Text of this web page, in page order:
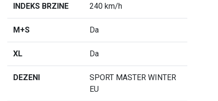
INDEKS BRZINE 240 km/h
M+S Da
XL Da
DEZENI
SPORT MASTER WINTER
EU